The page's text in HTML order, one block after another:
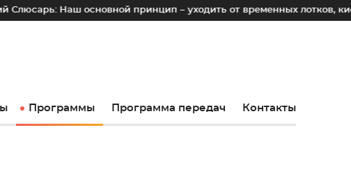
основной принцип – уходить от временных лотков, киосков и
Программы Программа передач Контакты